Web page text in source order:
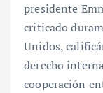
presidente
criticado
Unidos,
derecho
cooperación